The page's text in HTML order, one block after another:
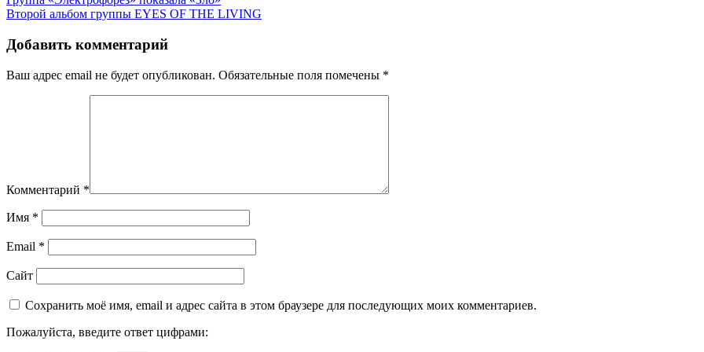
Второй альбом группы EYES OF THE LIVING
Добавить комментарий
Ваш адрес email не будет опубликован. Обязательные поля помечены *
Комментарий *
Имя *
Email *
Сайт
Сохранить моё имя, email и адрес сайта в этом браузере для последующих моих комментариев.
Пожалуйста, введите ответ цифрами: